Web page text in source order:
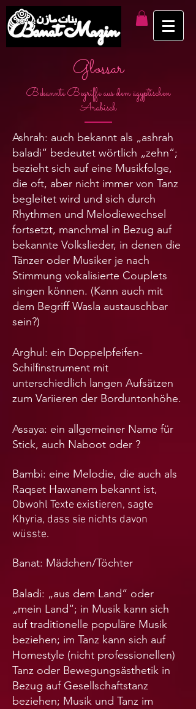
Glossar
Bekannte Begriffe aus dem ägyptischen
Arabisch
Ashrah: auch bekannt als „ashrah
baladi“ bedeutet wörtlich „zehn“;
bezieht sich auf eine Musikfolge,
die oft, aber nicht immer von Tanz
begleitet wird und sich durch
Rhythmen und Melodiewechsel
fortsetzt, manchmal in Bezug auf
bekannte Volkslieder, in denen die
Tänzer oder Musiker je nach
Stimmung vokalisierte Couplets
singen können. (Kann auch mit
dem Begriff Wasla austauschbar
sein?)
Arghul: ein Doppelpfeifen-
Schilfinstrument mit
unterschiedlich langen Aufsätzen
zum Variieren der Borduntonhöhe.
Assaya: ein allgemeiner Name für
Stick, auch Naboot oder ?
Bambi: eine Melodie, die auch als
Raqset Hawanem bekannt ist,
Obwohl Texte existieren, sagte
Khyria, dass sie nichts davon
wüsste.
Banat: Mädchen/Töchter
Baladi: „aus dem Land“ oder
„mein Land“; in Musik kann sich
auf traditionelle populäre Musik
beziehen; im Tanz kann sich auf
Homestyle (nicht professionellen)
Tanz oder Bewegungsästhetik in
Bezug auf Gesellschaftstanz
beziehen; Musik und Tanz im